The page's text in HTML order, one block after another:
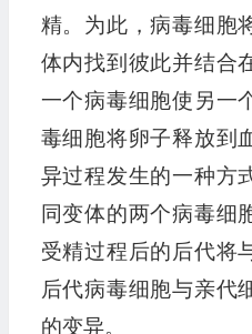
精。为此，病毒细胞
体内找到彼此并结合
一个病毒细胞使另一
毒细胞将卵子释放到
异过程发生的一种方
同变体的两个病毒细
受精过程后的后代将
后代病毒细胞与亲代
的变异。